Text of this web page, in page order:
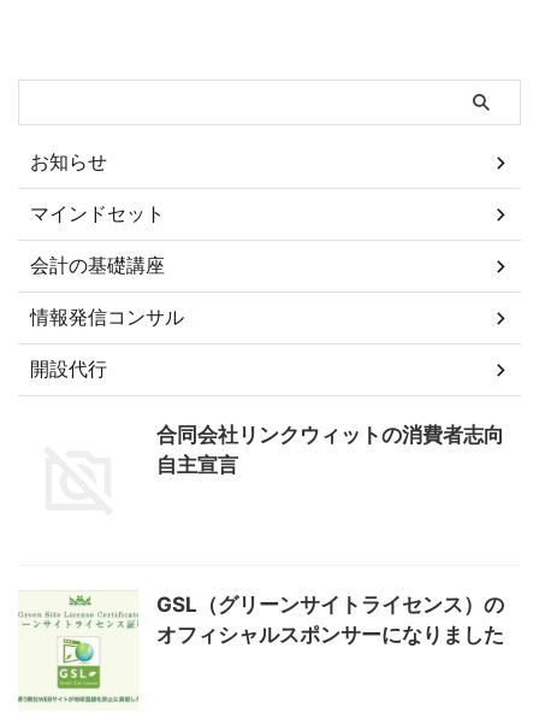
お知らせ
マインドセット
会計の基礎講座
情報発信コンサル
開設代行
合同会社リンクウィットの消費者志向
自主宣言
GSL（グリーンサイトライセンス）の
オフィシャルスポンサーになりました